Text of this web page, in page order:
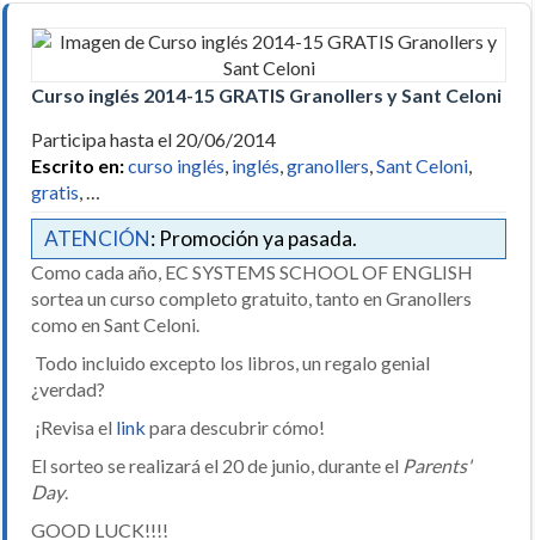
Curso inglés 2014-15 GRATIS Granollers y Sant Celoni
Participa hasta el 20/06/2014
Escrito en:curso inglés, inglés,granollers,Sant Celoni,
gratis, …
ATENCIÓN: Promoción ya pasada.
Como cada año, EC SYSTEMS SCHOOL OF ENGLISH
sortea un curso completo gratuito, tanto en Granollers
como en Sant Celoni.
Todo incluido excepto los libros, un regalo genial
¿verdad?
¡Revisa el link para descubrir cómo!
El sorteo se realizará el 20 de junio, durante el Parents'
Day.
GOOD LUCK!!!!